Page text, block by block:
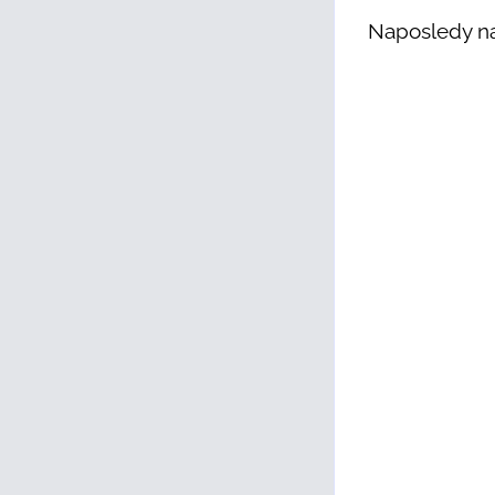
Naposledy